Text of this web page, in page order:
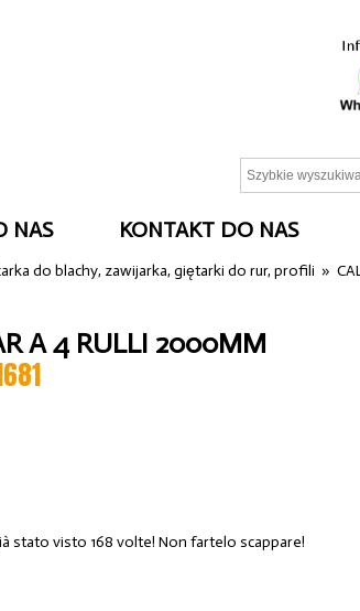
NAS KONTAKT DO NAS
do blachy, zawijarka, giętarki do rur, profili »
A 4 RULLI 2000MM
visto 168 volte! Non fartelo scappare!